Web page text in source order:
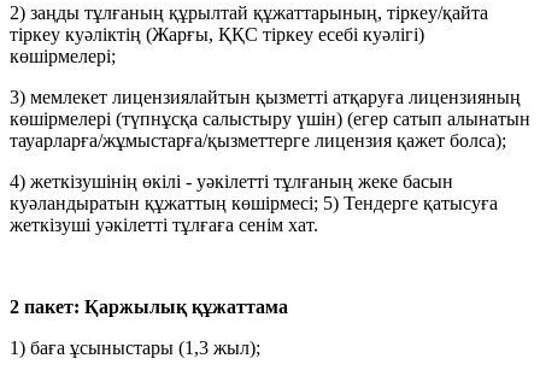
2) заңды тұлғаның құрылтай құжаттарының, тіркеу/қайта
тіркеу куәліктің (Жарғы, ҚҚС тіркеу есебі куәлігі)
көшірмелері;
3) мемлекет лицензиялайтын қызметті атқаруға лицензияның
көшірмелері (түпнұсқа салыстыру үшін) (егер сатып алынатын
тауарларға/жұмыстарға/қызметтерге лицензия қажет болса);
4) жеткізушінің өкілі - уәкілетті тұлғаның жеке басын
куәландыратын құжаттың көшірмесі; 5) Тендерге қатысуға
жеткізуші уәкілетті тұлғаға сенім хат.
2 пакет: Қаржылық құжаттама
1) баға ұсыныстары (1,3 жыл);